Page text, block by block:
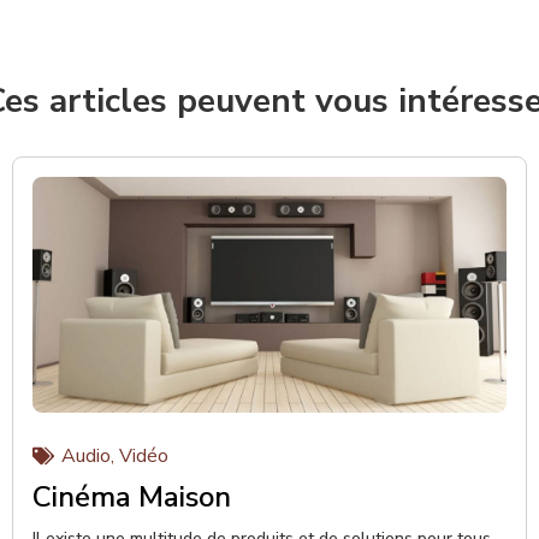
articles peuvent vous
Audio, Vidéo
Cinéma Maison